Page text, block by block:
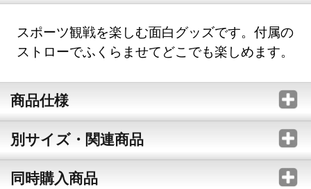
スポーツ観戦を楽しむ面白グッズです。付属の
ストローでふくらませてどこでも楽しめます。
商品仕様
別サイズ・関連商品
同時購入商品